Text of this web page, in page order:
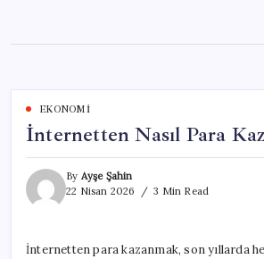
content
EKONOMI
İnternetten Nasıl Para
By Ayşe Şahin
22 Nisan 2026
3 Min Read
İnternetten para kazanmak, son yıllarda